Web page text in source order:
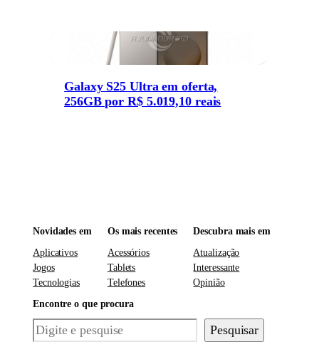
Galaxy S25 Ultra em oferta,
256GB por R$ 5.019,10 reais
Novidades em
Aplicativos
Jogos
Tecnologias
Os mais recentes
Acessórios
Tablets
Telefones
Descubra mais em
Atualização
Interessante
Opinião
Encontre o que procura
Pesquisar Pesquisar